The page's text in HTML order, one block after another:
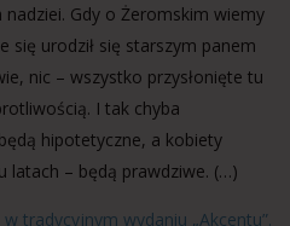
Gdy o Żeromskim wiemy
się urodził się starszym panem
nic – wszystko przysłonięte tu
I tak chyba
hipotetyczne, a kobiety
latach – będą prawdziwe. (…)
w tradycyjnym wydaniu „Akcentu”.